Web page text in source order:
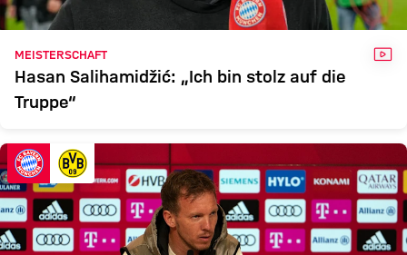
MEISTERSCHAFT
Hasan Salihamidžić: „Ich bin stolz auf die
Truppe“